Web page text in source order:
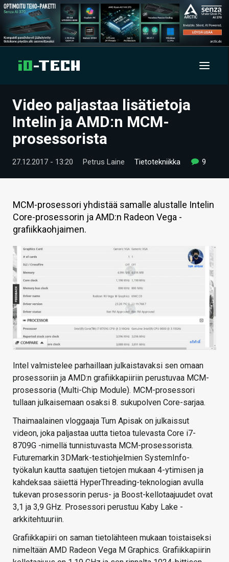
UUTISET
ARTIKKELIT
VIDEOT
TECHBBS
TIETOA
HINTA.FI
VAIHDA TEEMA
HAKU
Video paljastaa lisätietoja
Intelin ja AMD:n MCM-
prosessorista
27.12.2017 - 13:20 Petrus Laine Tietotekniikka 9
MCM-prosessori yhdistää samalle alustalle Intelin
Core-prosessorin ja AMD:n Radeon Vega -
grafiikkaohjaimen.
Intel valmistelee parhaillaan julkaistavaksi sen omaan
prosessoriin ja AMD:n grafiikkapiiriin perustuvaa MCM-
prosessoria (Multi-Chip Module). MCM-prosessori
tullaan julkaisemaan osaksi 8. sukupolven Core-sarjaa.
Thaimaalainen vloggaaja Tum Apisak on julkaissut
videon, joka paljastaa uutta tietoa tulevasta Core i7-
8709G -nimellä tunnistuvasta MCM-prosessorista.
Futuremarkin 3DMark-testiohjelmien SystemInfo-
työkalun kautta saatujen tietojen mukaan 4-ytimisen ja
kahdeksaa säiettä HyperThreading-teknologian avulla
tukevan prosessorin perus- ja Boost-kellotaajuudet ovat
3,1 ja 3,9 GHz. Prosessori perustuu Kaby Lake -
arkkitehtuuriin.
Grafiikkapiiri on saman tietolähteen mukaan toistaiseksi
nimeltään AMD Radeon Vega M Graphics. Grafiikkapiirin